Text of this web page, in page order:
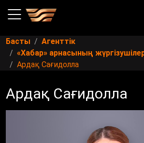
Басты
Агенттік
«Хабар» арнасының
Ардақ Сағидолла
Ардақ Сағидолла